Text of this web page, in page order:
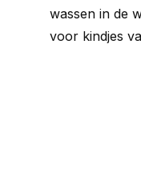
wassen in de
voor kindjes